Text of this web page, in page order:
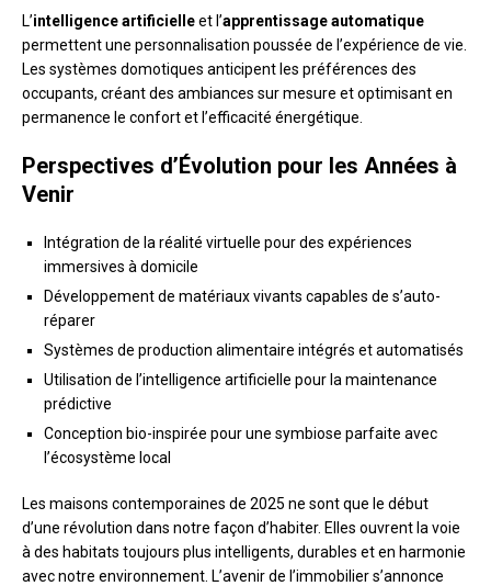
L’intelligence artificielleet l’apprentissage automatique
permettent une personnalisation poussée de l’expérience de vie.
Les systèmes domotiques anticipent les préférences des
occupants, créant des ambiances sur mesure et optimisant en
permanence le confort et l’efficacité énergétique.
Perspectives d’Évolution pour les Années à
Venir
Intégration de la réalité virtuelle pour des expériences
immersives à domicile
Développement de matériaux vivants capables de s’auto-
réparer
Systèmes de production alimentaire intégrés et automatisés
Utilisation de l’intelligence artificielle pour la maintenance
prédictive
Conception bio-inspirée pour une symbiose parfaite avec
l’écosystème local
Les maisons contemporaines de 2025 ne sont que le début
d’une révolution dans notre façon d’habiter. Elles ouvrent la voie
à des habitats toujours plus intelligents, durables et en harmonie
avec notre environnement. L’avenir de l’immobilier s’annonce